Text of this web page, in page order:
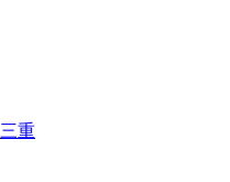
三重